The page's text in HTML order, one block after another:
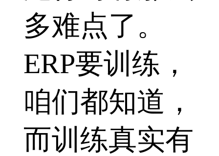
多难点了。
ERP要训练，
咱们都知道，
而训练真实有